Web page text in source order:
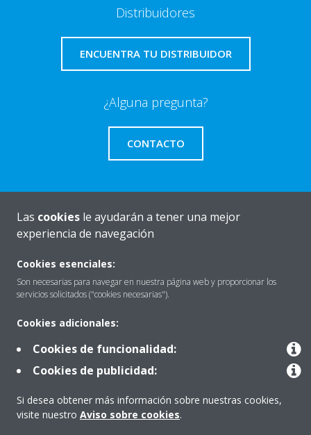
Distribuidores
ENCUENTRA TU DISTRIBUIDOR
¿Alguna pregunta?
CONTACTO
Quiénes somos
Destacados
Contactar con Daikin
Las cookies le ayudarán a tener una mejor
experiencia de navegación
Cookies esenciales:
Son necesarias para navegar en nuestra página web y proporcionar los
servicios solicitados ("cookies necesarias").
Cookies adicionales:
Cookies de funcionalidad:
Cookies de publicidad:
Si desea obtener más información sobre nuestras cookies,
visite nuestro Aviso sobre cookies.